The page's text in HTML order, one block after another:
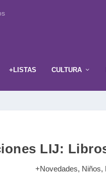
+LISTAS CULTURA
LIJ:
+Novedades, Niños,